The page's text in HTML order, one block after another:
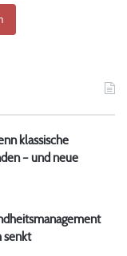
klassische
– und neue
senkt